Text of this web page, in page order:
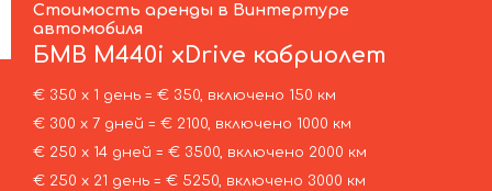
Стоимость аренды в Винтертуре
автомобиля
БМВ M440i xDrive кабриолет
€ 350 х 1 день = € 350, включено 150 км
€ 300 х 7 дней = € 2100, включено 1000 км
€ 250 х 14 дней = € 3500, включено 2000 км
€ 250 х 21 день = € 5250, включено 3000 км